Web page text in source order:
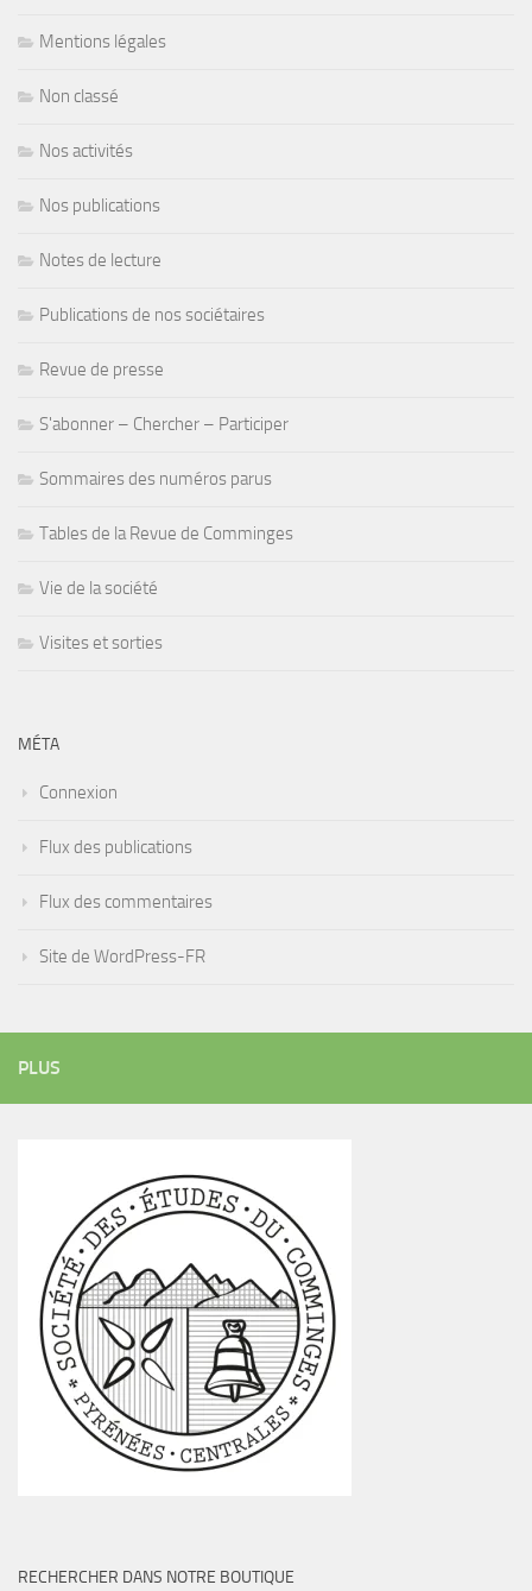
Mentions légales
Non classé
Nos activités
Nos publications
Notes de lecture
Publications de nos sociétaires
Revue de presse
S'abonner – Chercher – Participer
Sommaires des numéros parus
Tables de la Revue de Comminges
Vie de la société
Visites et sorties
MÉTA
Connexion
Flux des publications
Flux des commentaires
Site de WordPress-FR
PLUS
RECHERCHER DANS NOTRE BOUTIQUE